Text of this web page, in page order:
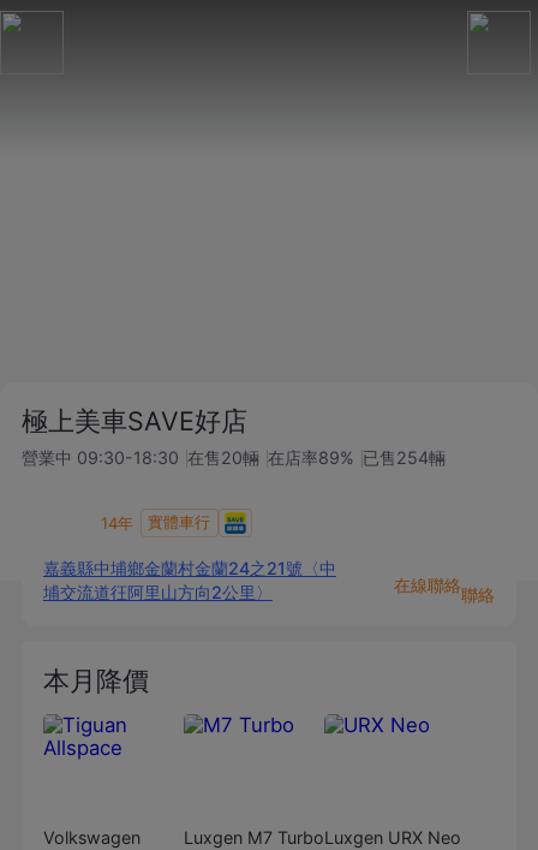
極上美車SAVE好店
營業中 09:30-18:30 在售20輛 在店率89% 已售254輛
14年 實體車行
嘉義縣中埔鄉金蘭村金蘭24之21號〈中
埔交流道彺阿里山方向2公里〉
在線聯絡聯絡
本月降價
Volkswagen
Luxgen M7 TurboLuxgen URX Neo